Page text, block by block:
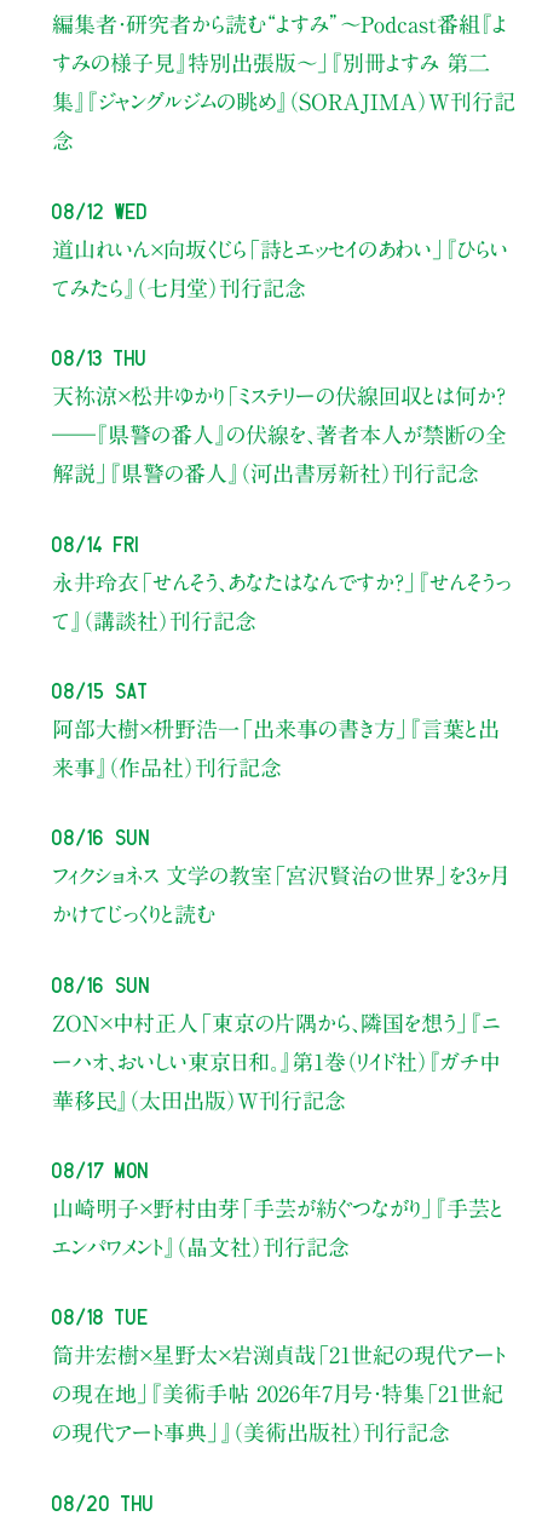
編集者・研究者から読む“よすみ” 〜Podcast番組『よ
すみの様子見』特別出張版〜」
『別冊よすみ 第二
集』『ジャングルジムの眺め』（SORAJIMA）W刊行記
念
08/12 Wed
道山れいん×向坂くじら 「詩とエッセイのあわい」
『ひらい
てみたら』（七月堂）刊行記念
08/13 Thu
天祢涼×松井ゆかり 「ミステリーの伏線回収とは何か？
――『県警の番人』の伏線を、著者本人が禁断の全
解説」
『県警の番人』（河出書房新社）刊行記念
08/14 Fri
永井玲衣 「せんそう、あなたはなんですか？」
『せんそうっ
て』（講談社）刊行記念
08/15 Sat
阿部大樹×枡野浩一 「出来事の書き方」
『言葉と出
来事』（作品社）刊行記念
08/16 Sun
フィクショネス 文学の教室 「宮沢賢治の世界」を3ヶ月
かけてじっくりと読む
08/16 Sun
ZON×中村正人 「東京の片隅から、隣国を想う」
『ニ
ーハオ、おいしい東京日和。』第1巻（リイド社） 『ガチ中
華移民』（太田出版）W刊行記念
08/17 Mon
山崎明子×野村由芽 「手芸が紡ぐつながり」
『手芸と
エンパワメント』（晶文社）刊行記念
08/18 Tue
筒井宏樹×星野太×岩渕貞哉 「21世紀の現代アート
の現在地」
『美術手帖 2026年7月号・特集「21世紀
の現代アート事典」』（美術出版社）刊行記念
08/20 Thu